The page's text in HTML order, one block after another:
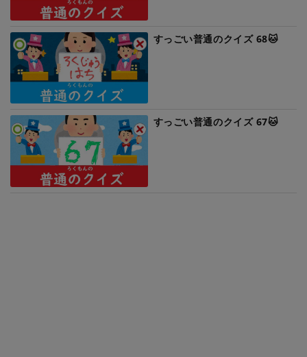
すっごい普通のクイズ 68🐱
すっごい普通のクイズ 67🐱